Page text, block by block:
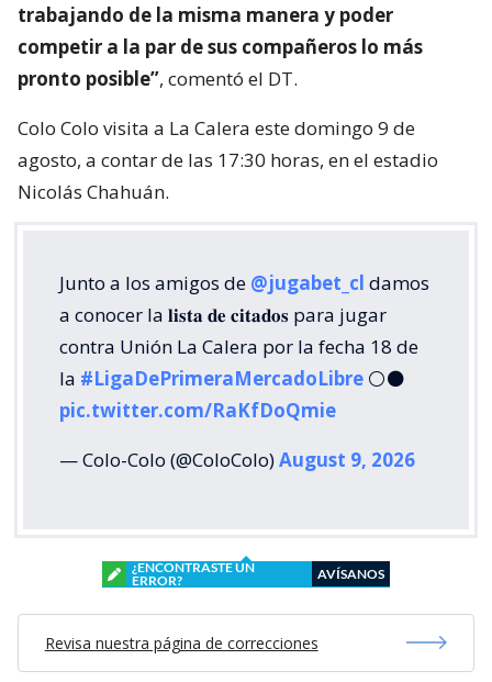
trabajando de la misma manera y poder
competir a la par de sus compañeros lo más
pronto posible”, comentó el DT.
Colo Colo visita a La Calera este domingo 9 de
agosto, a contar de las 17:30 horas, en el estadio
Nicolás Chahuán.
Junto a los amigos de @jugabet_cl damos
a conocer la 𝐥𝐢𝐬𝐭𝐚 𝐝𝐞 𝐜𝐢𝐭𝐚𝐝𝐨𝐬 para jugar
contra Unión La Calera por la fecha 18 de
la #LigaDePrimeraMercadoLibre ⚪⚫
pic.twitter.com/RaKfDoQmie
— Colo-Colo (@ColoColo)August 9, 2026
¿ENCONTRASTE UN
ERROR?
AVÍSANOS
Revisa nuestra página de correcciones